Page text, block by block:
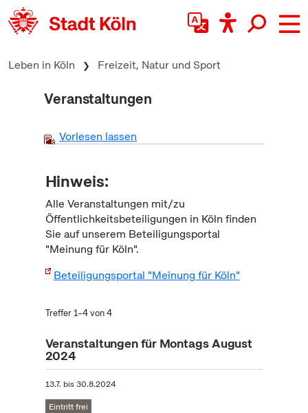
zum Inhalt springen
Leben in Köln Freizeit, Natur und Sport
Veranstaltungen
Vorlesen lassen
Hinweis:
Alle Veranstaltungen mit/zu
Öffentlichkeitsbeteiligungen in Köln finden
Sie auf unserem Beteiligungsportal
"Meinung für Köln".
Beteiligungsportal "Meinung für Köln"
Treffer 1–4 von 4
Veranstaltungen für Montags August
2024
13.7. bis30.8.2024
Eintritt frei